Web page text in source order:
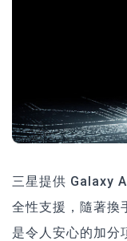
三星提供 Galaxy
全性支援，隨著換
是令人安心的加分